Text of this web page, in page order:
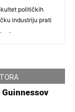
političkih
industriju prati
.